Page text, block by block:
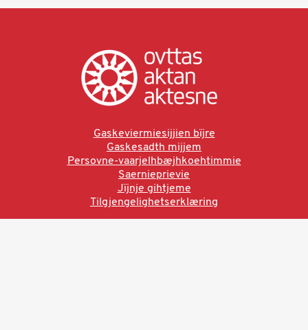
Gaskeviermiesijjien bïjre
Gaskesadth mijjem
Persovne-vaarjelhbæjhkoehtimmie
Saernieprievie
Jïjnje gihtjeme
Tilgjengelighetserklæring